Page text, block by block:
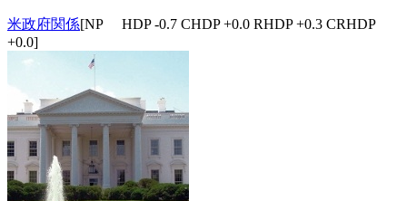
米政府関係[NP HDP -0.7 CHDP +0.0 RHDP +0.3 CRHDP
+0.0]